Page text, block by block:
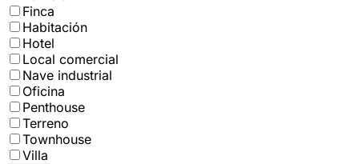
Finca
Habitación
Hotel
Local comercial
Nave industrial
Oficina
Penthouse
Terreno
Townhouse
Villa